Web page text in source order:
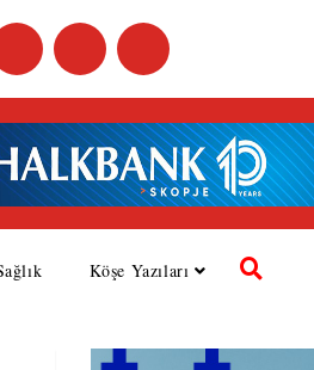
Köşe Yazıları